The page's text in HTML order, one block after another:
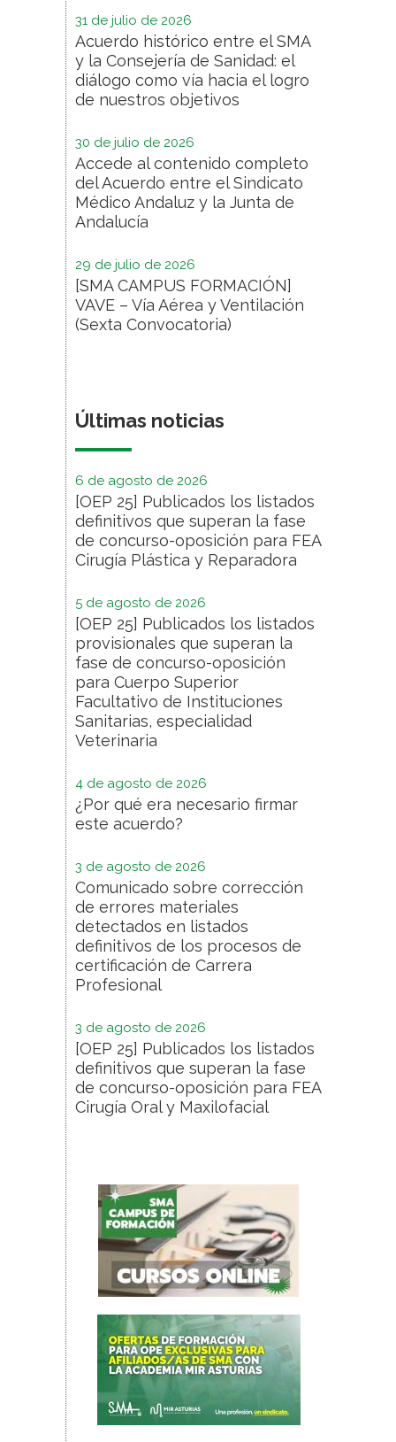
31 de julio de 2026
Acuerdo histórico entre el SMA
y la Consejería de Sanidad: el
diálogo como vía hacia el logro
de nuestros objetivos
30 de julio de 2026
Accede al contenido completo
del Acuerdo entre el Sindicato
Médico Andaluz y la Junta de
Andalucía
29 de julio de 2026
[SMA CAMPUS FORMACIÓN]
VAVE – Vía Aérea y Ventilación
(Sexta Convocatoria)
Últimas noticias
6 de agosto de 2026
[OEP 25] Publicados los listados
definitivos que superan la fase
de concurso-oposición para FEA
Cirugía Plástica y Reparadora
5 de agosto de 2026
[OEP 25] Publicados los listados
provisionales que superan la
fase de concurso-oposición
para Cuerpo Superior
Facultativo de Instituciones
Sanitarias, especialidad
Veterinaria
4 de agosto de 2026
¿Por qué era necesario firmar
este acuerdo?
3 de agosto de 2026
Comunicado sobre corrección
de errores materiales
detectados en listados
definitivos de los procesos de
certificación de Carrera
Profesional
3 de agosto de 2026
[OEP 25] Publicados los listados
definitivos que superan la fase
de concurso-oposición para FEA
Cirugía Oral y Maxilofacial